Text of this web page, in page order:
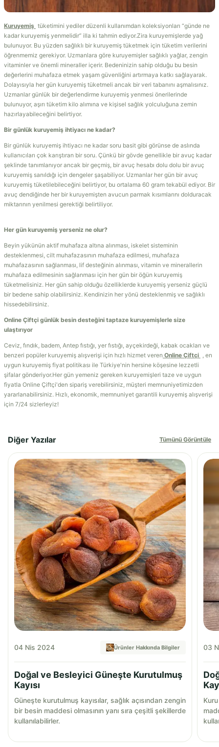
Kuruyemiş tüketimini yediler düzenli kullanımdan koleksiyonları “günde ne
kadar kuruyemiş yenmelidir” illa ki tahmin ediyor.Zira kuruyemişlerde yağ
bulunuyor. Bu yüzden sağlıklı bir kuruyemiş tüketmek için tüketim verilerini
öğrenmemiz gerekiyor. Uzmanlara göre kuruyemişler sağlıklı yağlar, zengin
vitaminler ve önemli mineraller içerir. Bedeninizin sahip olduğu bu besin
değerlerini muhafaza etmek yaşam güvenliğini artırmaya katkı sağlayarak.
Dolayısıyla her gün kuruyemiş tüketmeli ancak bir veri tabanını aşmalısınız.
Uzmanlar günlük bir değerlendirme kuruyemiş yenmesi önerilerinde
bulunuyor, aşırı tüketim kilo alımına ve kişisel sağlık yolculuğuna zemin
hazırlayabileceğini belirtiyor.
Bir günlük kuruyemiş ihtiyacı ne kadar?
Bir günlük kuruyemiş ihtiyacı ne kadar soru basit gibi görünse de aslında
kullanıcıları çok karıştıran bir soru. Çünkü bir gövde genellikle bir avuç kadar
şeklinde tanımlanıyor ancak bir geçmiş, bir avuç hesabı dolu dolu bir avuç
kuruyemiş sanıldığı için dengeler şaşabiliyor. Uzmanlar her gün bir avuç
kuruyemiş tüketilebileceğini belirtiyor, bu ortalama 60 gram tekabül ediyor. Bir
avuç dendiğinde her bir kuruyemişten avucun parmak kısımlarını dolduracak
miktarının yenilmesi gerektiği belirtiliyor.
Her gün kuruyemiş yerseniz ne olur?
Beyin yükünün aktif muhafaza altına alınması, iskelet sisteminin
desteklenmesi, cilt muhafazasının muhafaza edilmesi, muhafaza
muhafazasının sağlanması, lif desteğinin alınması, vitamin ve minerallerin
muhafaza edilmesinin sağlanması için her gün bir öğün kuruyemiş
tüketmelisiniz. Her gün sahip olduğu özelliklerde kuruyemiş yerseniz güçlü
bir bedene sahip olabilirsiniz. Kendinizin her yönü desteklenmiş ve sağlıklı
hissedebilirsiniz.
Online Çiftçi günlük besin desteğini taptaze kuruyemişlerle size
ulaştırıyor
Ceviz, fındık, badem, Antep fıstığı, yer fıstığı, ayçekirdeği, kabak ocakları ve
benzeri popüler kuruyemiş alışverişi için hızlı hizmet veren Online Çiftçi
, en
uygun kuruyemiş fiyat politikası ile Türkiye'nin hersine köşesine lezzetli
şifalar gönderiyor.Her gün yemeniz gereken kuruyemişleri taze ve uygun
fiyatla Online Çiftçi'den sipariş verebilirsiniz, müşteri memnuniyetimizden
yararlanabilirsiniz. Hızlı, ekonomik, memnuniyet garantili kuruyemiş alışverişi
için 7/24 sizlerleyiz!
Diğer Yazılar Tümünü Görüntüle
04 Nis 2024 Ürünler Hakkında Bilgiler
Doğal ve Besleyici Güneşte Kurutulmuş
Kayısı
Güneşte kurutulmuş kayısılar, sağlık açısından zengin
bir besin maddesi olmasının yanı sıra çeşitli şekillerde
kullanılabilirler.
03